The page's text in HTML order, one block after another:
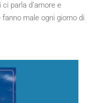
parla d’amore e
male ogni giorno di